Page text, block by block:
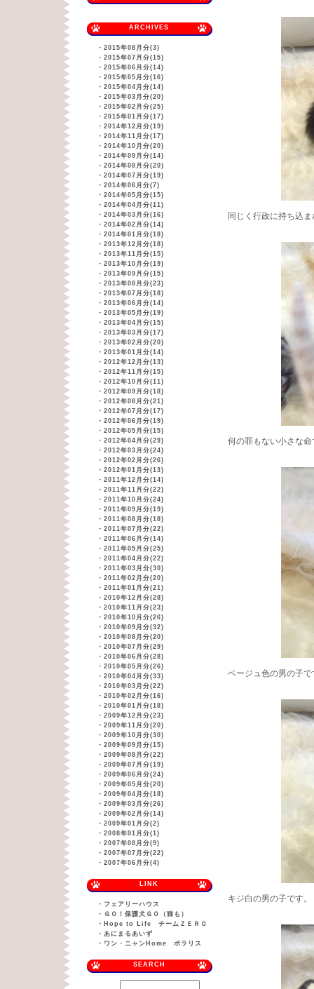
ARCHIVES
・ 2015年08月分(3)
・ 2015年07月分(15)
・ 2015年06月分(14)
・ 2015年05月分(16)
・ 2015年04月分(14)
・ 2015年03月分(20)
・ 2015年02月分(25)
・ 2015年01月分(17)
・ 2014年12月分(19)
・ 2014年11月分(17)
・ 2014年10月分(20)
・ 2014年09月分(14)
・ 2014年08月分(20)
・ 2014年07月分(19)
・ 2014年06月分(7)
・ 2014年05月分(15)
・ 2014年04月分(11)
・ 2014年03月分(16)
・ 2014年02月分(14)
・ 2014年01月分(18)
・ 2013年12月分(18)
・ 2013年11月分(15)
・ 2013年10月分(19)
・ 2013年09月分(15)
・ 2013年08月分(23)
・ 2013年07月分(18)
・ 2013年06月分(14)
・ 2013年05月分(19)
・ 2013年04月分(15)
・ 2013年03月分(17)
・ 2013年02月分(20)
・ 2013年01月分(14)
・ 2012年12月分(13)
・ 2012年11月分(15)
・ 2012年10月分(11)
・ 2012年09月分(18)
・ 2012年08月分(21)
・ 2012年07月分(17)
・ 2012年06月分(19)
・ 2012年05月分(15)
・ 2012年04月分(29)
・ 2012年03月分(24)
・ 2012年02月分(26)
・ 2012年01月分(13)
・ 2011年12月分(14)
・ 2011年11月分(22)
・ 2011年10月分(24)
・ 2011年09月分(19)
・ 2011年08月分(18)
・ 2011年07月分(22)
・ 2011年06月分(14)
・ 2011年05月分(25)
・ 2011年04月分(22)
・ 2011年03月分(30)
・ 2011年02月分(20)
・ 2011年01月分(21)
・ 2010年12月分(28)
・ 2010年11月分(23)
・ 2010年10月分(26)
・ 2010年09月分(32)
・ 2010年08月分(20)
・ 2010年07月分(29)
・ 2010年06月分(28)
・ 2010年05月分(26)
・ 2010年04月分(33)
・ 2010年03月分(22)
・ 2010年02月分(16)
・ 2010年01月分(18)
・ 2009年12月分(23)
・ 2009年11月分(20)
・ 2009年10月分(30)
・ 2009年09月分(15)
・ 2009年08月分(22)
・ 2009年07月分(19)
・ 2009年06月分(24)
・ 2009年05月分(20)
・ 2009年04月分(18)
・ 2009年03月分(26)
・ 2009年02月分(14)
・ 2009年01月分(2)
・ 2008年01月分(1)
・ 2007年08月分(9)
・ 2007年07月分(22)
・ 2007年06月分(4)
LINK
・ フェアリーハウス
・ ＧＯ！保護犬ＧＯ（猫も）
・ Hope to Life チームＺＥＲＯ
・ あにまるあいず
・ ワン・ニャンHome ポラリス
SEARCH
同じく行政に持ち込
何の罪もない小さな
ベージュ色の男の子で
キジ白の男の子です。